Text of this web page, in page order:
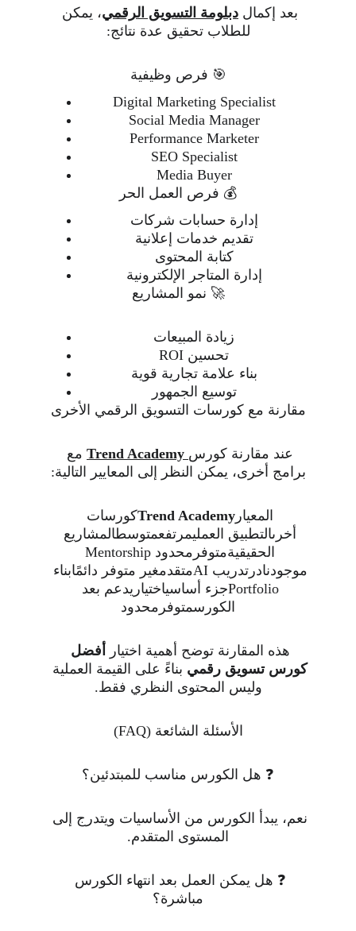
بعد إكمال دبلومة التسويق الرقمي، يمكن
للطلاب تحقيق عدة نتائج:
🎯 فرص وظيفية
Digital Marketing Specialist
Social Media Manager
Performance Marketer
SEO Specialist
Media Buyer
💰 فرص العمل الحر
إدارة حسابات شركات
تقديم خدمات إعلانية
كتابة المحتوى
إدارة المتاجر الإلكترونية
🚀 نمو المشاريع
زيادة المبيعات
تحسين ROI
بناء علامة تجارية قوية
توسيع الجمهور
مقارنة مع كورسات التسويق الرقمي الأخرى
عند مقارنة كورس
مع
برامج أخرى، يمكن النظر إلى المعايير التالية:
المعيار Trend Academyكورسات
أخرىالتطبيق العمليمرتفعمتوسطالمشاريع
موجودنادرتدريب AIمتقدمغير متوفر دائمًابناء
Portfolioجزء أساسياختياريدعم بعد
الكورسمتوفرمحدود
هذه المقارنة توضح أهمية اختيار
أفضل
كورس تسويق رقمي بناءً على القيمة العملية
وليس المحتوى النظري فقط.
الأسئلة الشائعة (FAQ)
❓ هل الكورس مناسب للمبتدئين؟
نعم، يبدأ الكورس من الأساسيات ويتدرج إلى
المستوى المتقدم.
❓ هل يمكن العمل بعد انتهاء الكورس
مباشرة؟